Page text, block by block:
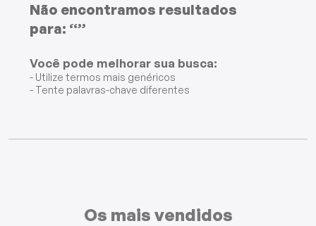
Não encontramos resultados
para: “”
Você pode melhorar sua busca:
- Utilize termos mais genéricos
- Tente palavras-chave diferentes
Os mais vendidos
Chaleiras Elétricas
Cafeteiras
Mixers
Pranchas